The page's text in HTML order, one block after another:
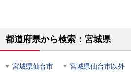
都道府県から検索：宮城県
宮城県仙台市 宮城県仙台市以外